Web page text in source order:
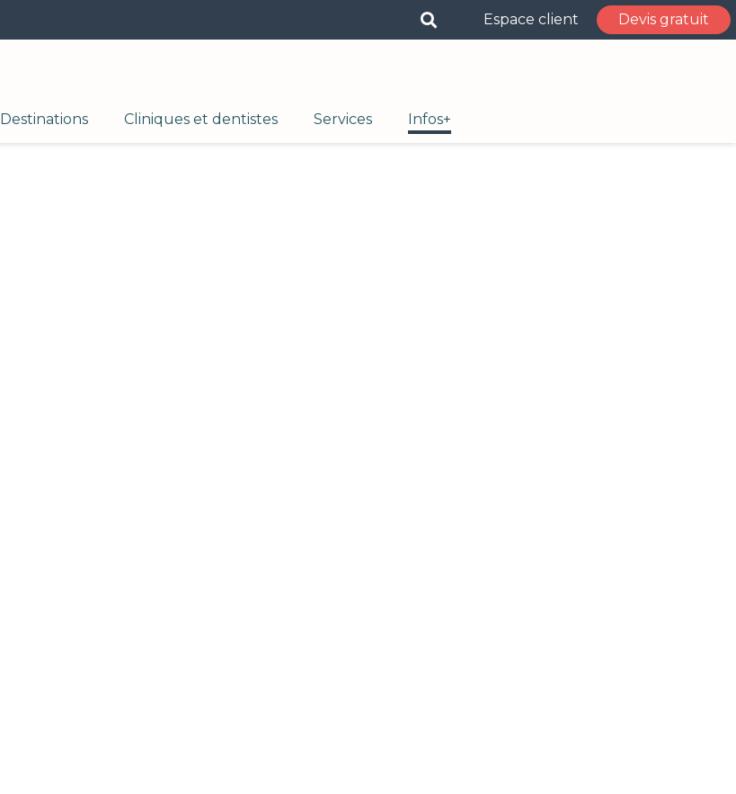
Espace client Devis gratuit
Destinations Cliniques et dentistes Services Infos+